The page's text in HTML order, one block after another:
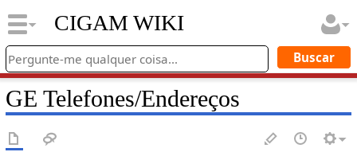
CIGAM WIKI
GE Telefones/Endereços